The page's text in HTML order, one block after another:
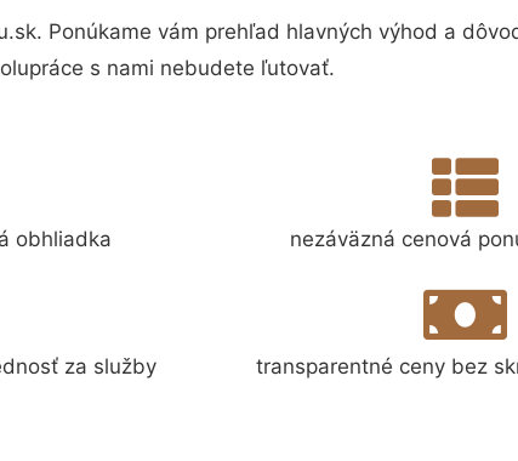
Ponúkame vám prehľad hlavných výhod a
s nami nebudete ľutovať.
obhliadka nezáväzná cenová
za služby transparentné ceny bez